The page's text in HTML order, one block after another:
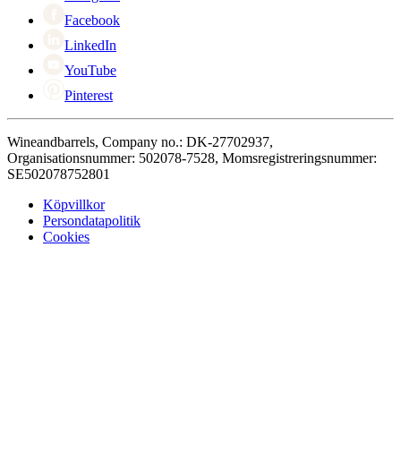
Facebook
LinkedIn
YouTube
Pinterest
Wineandbarrels, Company no.: DK-27702937,
Organisationsnummer: 502078-7528, Momsregistreringsnummer:
SE502078752801
Köpvillkor
Persondatapolitik
Cookies